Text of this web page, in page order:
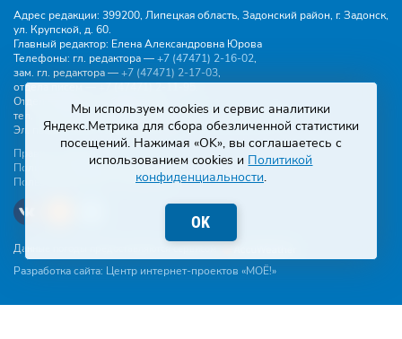
Адрес редакции: 399200, Липецкая область, Задонский район, г. Задонск,
ул. Крупской, д. 60.
Главный редактор: Елена Александровна Юрова
Телефоны: гл. редактора —+7 (47471) 2‑16‑02,
зам. гл. редактора —+7 (47471) 2‑17‑03,
отдела писем —+7 (47471) 2‑11‑95.
Отдел рекламы и объявлений:
тел.
+7 (47471) 2‑43‑88, эл. почта -buh.gzp@yandex.ru
Эл. почта:gazeta.zapr@yandex.ru
Правила общения
Политика конфиденциальности
Пользовательское соглашение
Данные погоды предоставляются сервисом
Разработка сайта: Центр интернет-проектов «МОЁ!»
Мы используем cookies и сервис аналитики
Яндекс.Метрика для сбора обезличенной статистики
посещений. Нажимая «OK», вы соглашаетесь с
использованием cookies и Политикой
конфиденциальности.
OK